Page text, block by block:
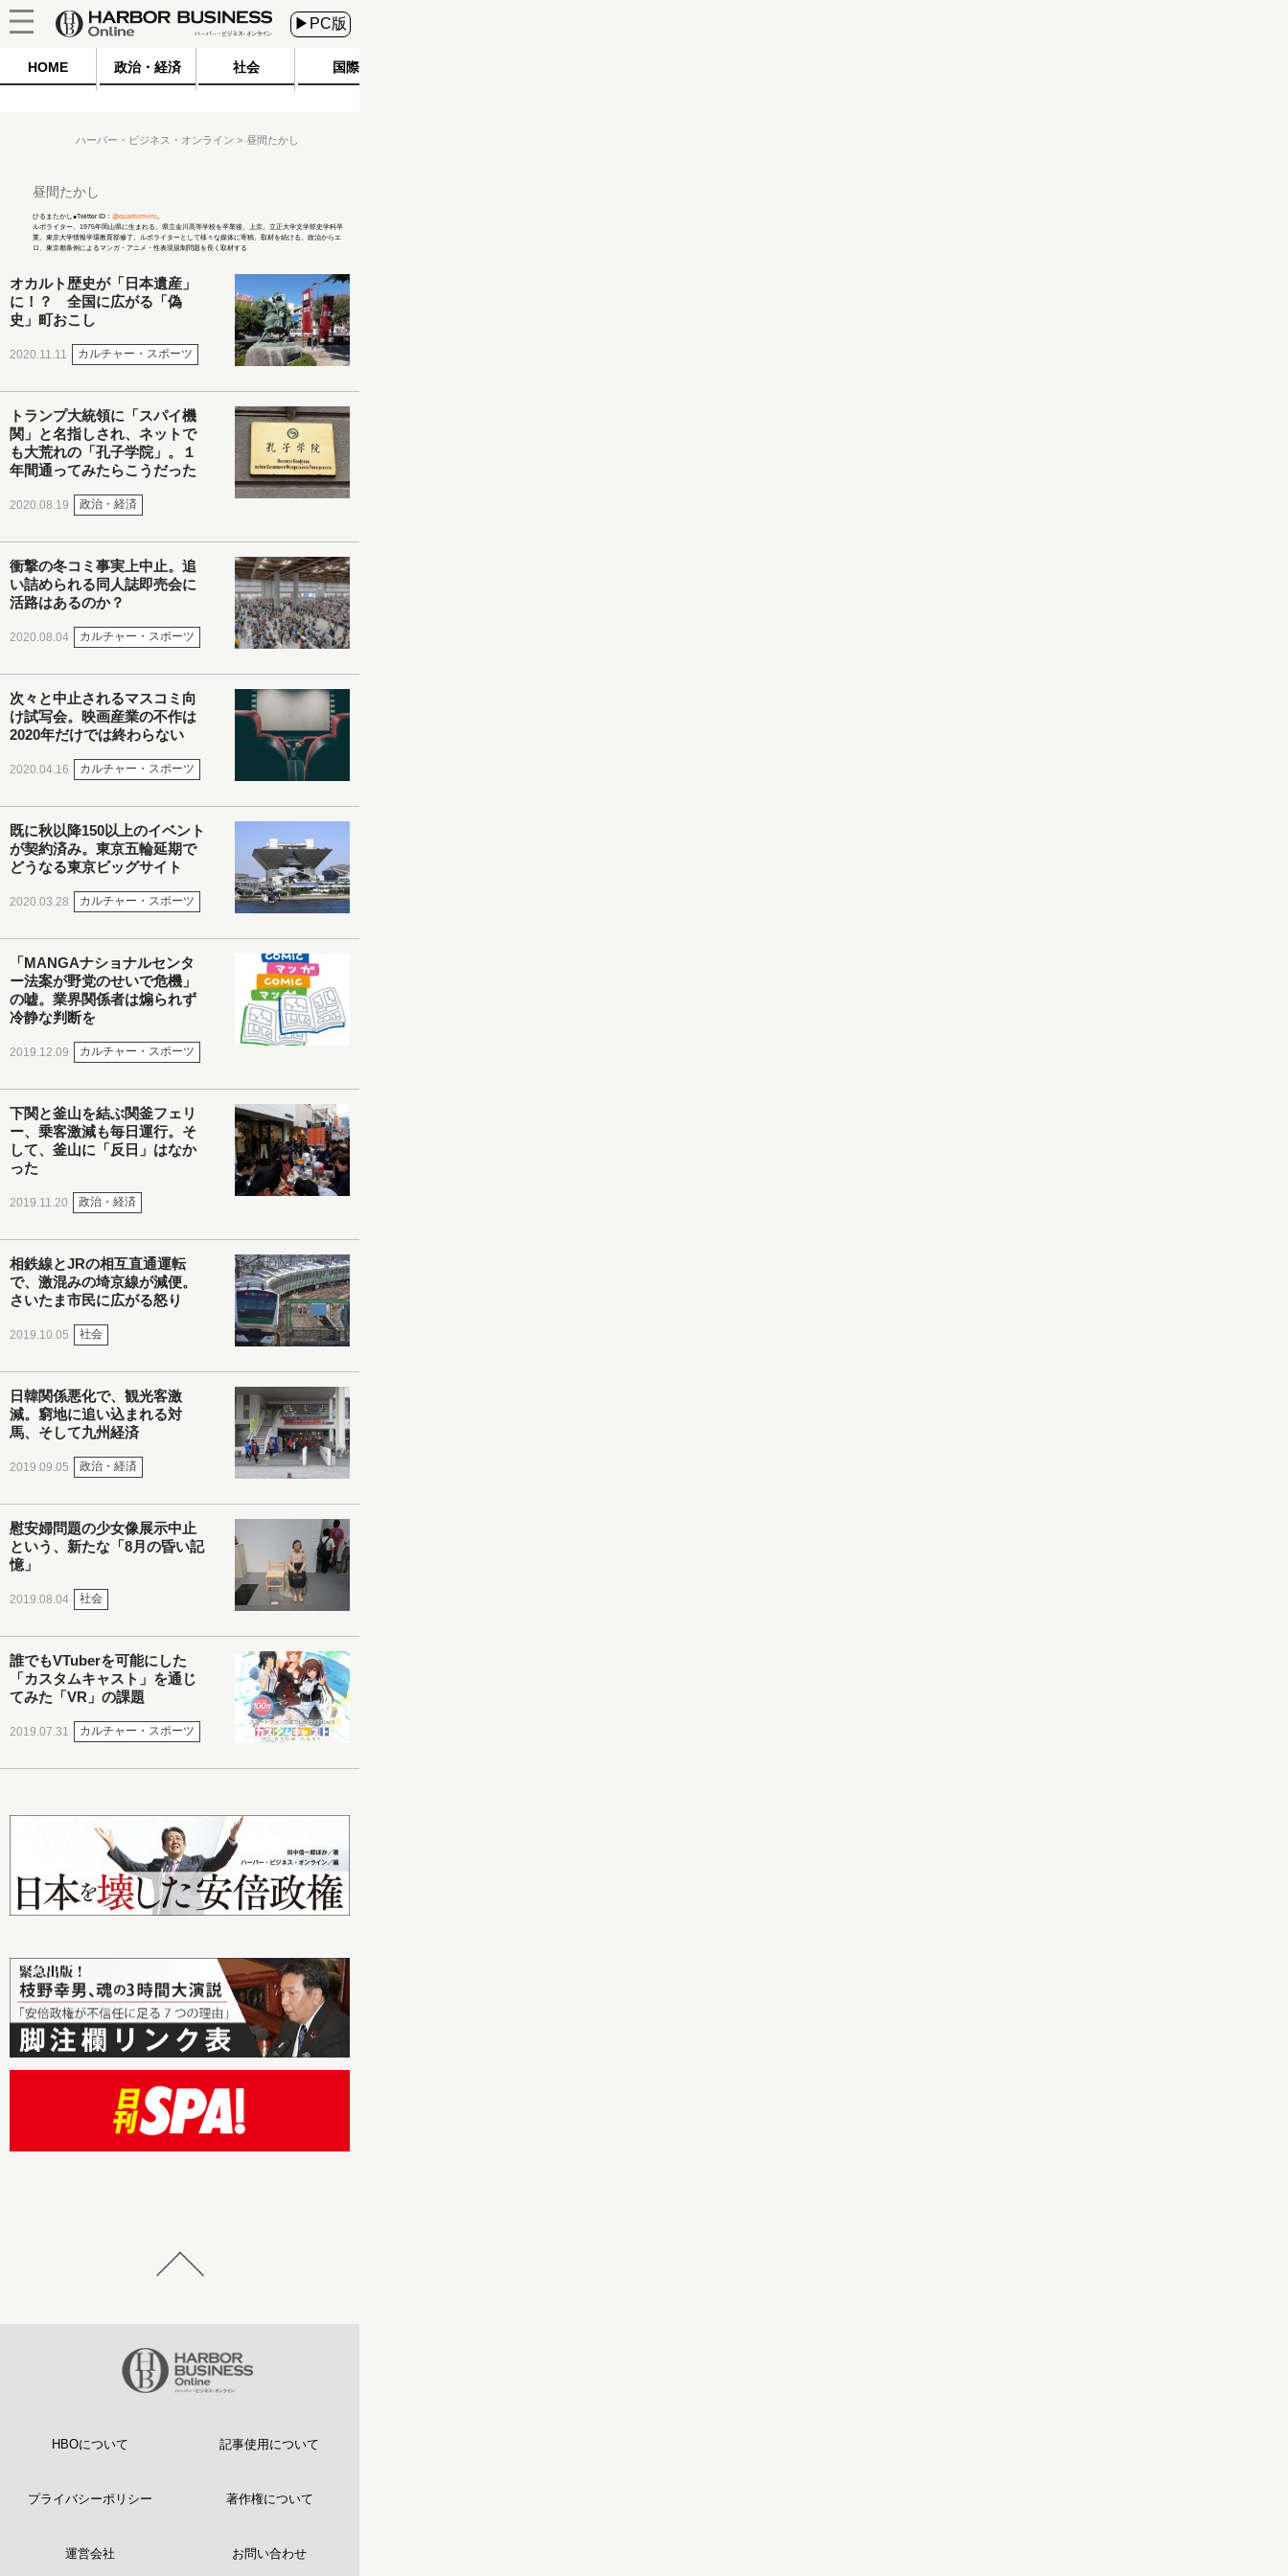
▶PC版
HOME 政治・経済 社会 国際
ハーバー・ビジネス・オンライン 昼間たかし
昼間たかし
ひるまたかし●Twitter ID： @quadrumviro
ルポライター。1975年岡山県に生まれる。県立金川高等学校を卒業後、上京。立正大学文学部史学科卒
業。東京大学情報学環教育部修了。ルポライターとして様々な媒体に寄稿、取材を続ける。政治からエ
ロ、東京都条例によるマンガ・アニメ・性表現規制問題を長く取材する
オカルト歴史が「日本遺産」
に！？ 全国に広がる「偽
史」町おこし
2020.11.11 カルチャー・スポーツ
トランプ大統領に「スパイ機
関」と名指しされ、ネットで
も大荒れの「孔子学院」。１
年間通ってみたらこうだった
2020.08.19 政治・経済
衝撃の冬コミ事実上中止。追
い詰められる同人誌即売会に
活路はあるのか？
2020.08.04 カルチャー・スポーツ
次々と中止されるマスコミ向
け試写会。映画産業の不作は
2020年だけでは終わらない
2020.04.16 カルチャー・スポーツ
既に秋以降150以上のイベント
が契約済み。東京五輪延期で
どうなる東京ビッグサイト
2020.03.28 カルチャー・スポーツ
「MANGAナショナルセンタ
ー法案が野党のせいで危機」
の嘘。業界関係者は煽られず
冷静な判断を
2019.12.09 カルチャー・スポーツ
下関と釜山を結ぶ関釜フェリ
ー、乗客激減も毎日運行。そ
して、釜山に「反日」はなか
った
2019.11.20 政治・経済
相鉄線とJRの相互直通運転
で、激混みの埼京線が減便。
さいたま市民に広がる怒り
2019.10.05 社会
日韓関係悪化で、観光客激
減。窮地に追い込まれる対
馬、そして九州経済
2019.09.05 政治・経済
慰安婦問題の少女像展示中止
という、新たな「8月の昏い記
憶」
2019.08.04 社会
誰でもVTuberを可能にした
「カスタムキャスト」を通じ
てみた「VR」の課題
2019.07.31 カルチャー・スポーツ
HBOについて 記事使用について
プライバシーポリシー 著作権について
運営会社 お問い合わせ